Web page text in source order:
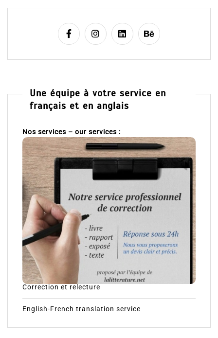
Une équipe à votre service en
français et en anglais
Nos services – our services :
Correction et relecture
English-French translation service